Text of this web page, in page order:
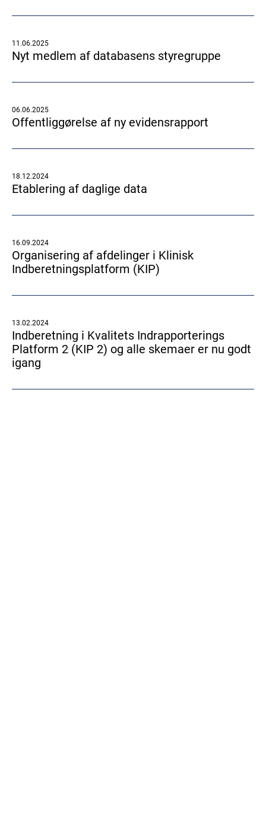
11.06.2025
Nyt medlem af databasens styregruppe
06.06.2025
Offentliggørelse af ny evidensrapport
18.12.2024
Etablering af daglige data
16.09.2024
Organisering af afdelinger i Klinisk
Indberetningsplatform (KIP)
13.02.2024
Indberetning i Kvalitets Indrapporterings
Platform 2 (KIP 2) og alle skemaer er nu godt
igang